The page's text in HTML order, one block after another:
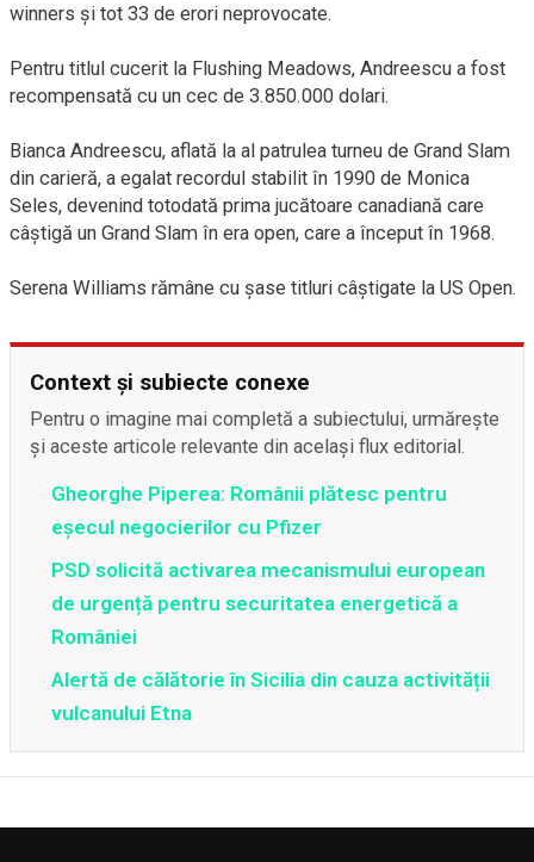
winners şi tot 33 de erori neprovocate.
Pentru titlul cucerit la Flushing Meadows, Andreescu a fost
recompensată cu un cec de 3.850.000 dolari.
Bianca Andreescu, aflată la al patrulea turneu de Grand Slam
din carieră, a egalat recordul stabilit în 1990 de Monica
Seles, devenind totodată prima jucătoare canadiană care
câştigă un Grand Slam în era open, care a început în 1968.
Serena Williams rămâne cu şase titluri câştigate la US Open.
Context și subiecte conexe
Pentru o imagine mai completă a subiectului, urmărește
și aceste articole relevante din același flux editorial.
Gheorghe Piperea: Românii plătesc pentru
eșecul negocierilor cu Pfizer
PSD solicită activarea mecanismului european
de urgență pentru securitatea energetică a
României
Alertă de călătorie în Sicilia din cauza activității
vulcanului Etna